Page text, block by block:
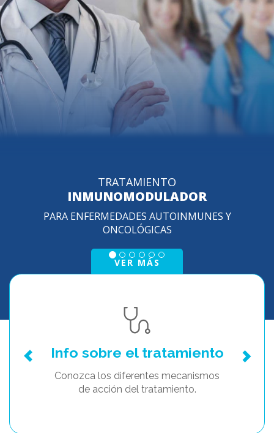
Info sobre el tratamiento
Conozca los diferentes mecanismos
de acción del tratamiento.